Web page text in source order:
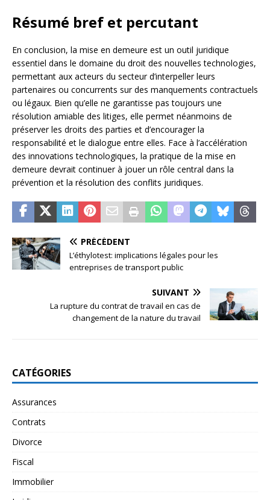
Résumé bref et percutant
En conclusion, la mise en demeure est un outil juridique
essentiel dans le domaine du droit des nouvelles technologies,
permettant aux acteurs du secteur d’interpeller leurs
partenaires ou concurrents sur des manquements contractuels
ou légaux. Bien qu’elle ne garantisse pas toujours une
résolution amiable des litiges, elle permet néanmoins de
préserver les droits des parties et d’encourager la
responsabilité et le dialogue entre elles. Face à l’accélération
des innovations technologiques, la pratique de la mise en
demeure devrait continuer à jouer un rôle central dans la
prévention et la résolution des conflits juridiques.
PRÉCÉDENT
L’éthylotest: implications légales pour les
entreprises de transport public
SUIVANT
La rupture du contrat de travail en cas de
changement de la nature du travail
CATÉGORIES
Assurances
Contrats
Divorce
Fiscal
Immobilier